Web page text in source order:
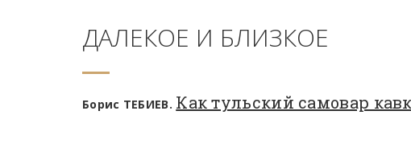
ДАЛЕКОЕ И БЛИЗКОЕ
Борис ТЕБИЕВ. Как тульский самовар